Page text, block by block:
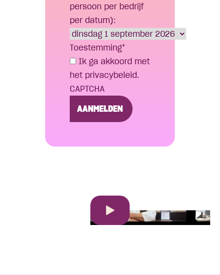
persoon per bedrijf
per datum):
Toestemming*
Ik ga akkoord met
het privacybeleid.
CAPTCHA